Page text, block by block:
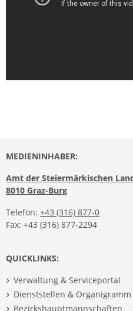
MEDIENINHABER:
Amt der Steiermärkischen
8010 Graz-Burg
Telefon: +43 (316) 877-0
Fax: +43 (316) 877-2294
QUICKLINKS:
Verwaltung & Serviceportal
Dienststellen & Organigramm
Bezirkshauptmannschaften